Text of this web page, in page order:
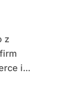
i...